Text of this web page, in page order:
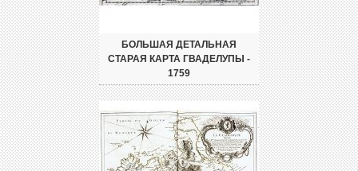
БОЛЬШАЯ ДЕТАЛЬНАЯ
СТАРАЯ КАРТА ГВАДЕЛУПЫ -
1759